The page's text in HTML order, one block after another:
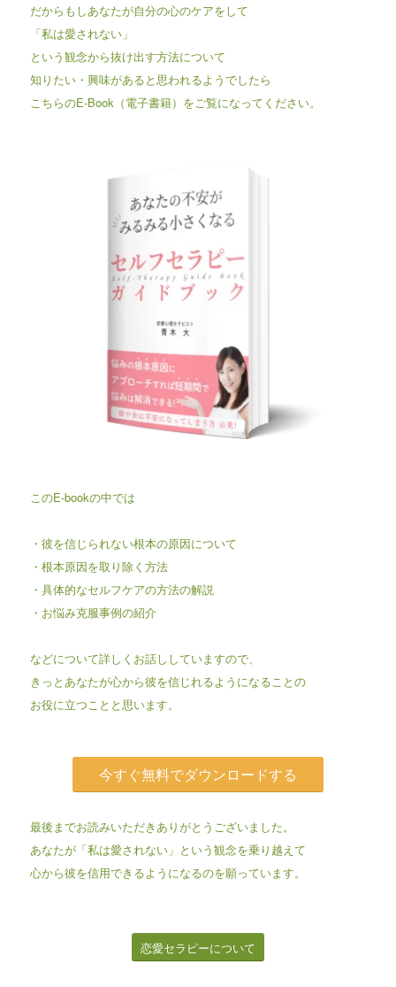
だからもしあなたが自分の心のケアをして
「私は愛されない」
という観念から抜け出す方法について
知りたい・興味があると思われるようでしたら
こちらのE-Book（電子書籍）をご覧になってください。
このE-bookの中では
・彼を信じられない根本の原因について
・根本原因を取り除く方法
・具体的なセルフケアの方法の解説
・お悩み克服事例の紹介
などについて詳しくお話ししていますので、
きっとあなたが心から彼を信じれるようになることの
お役に立つことと思います。
今すぐ無料でダウンロードする
最後までお読みいただきありがとうございました。
あなたが「私は愛されない」という観念を乗り越えて
心から彼を信用できるようになるのを願っています。
恋愛セラピーについて